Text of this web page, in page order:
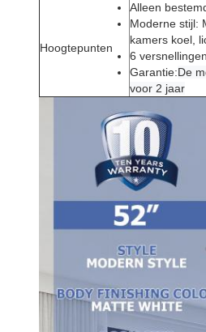
Hoogtepunten
Alleen
Moderne stijl:
kamers koel,
6
Garantie:De
voor 2 jaar